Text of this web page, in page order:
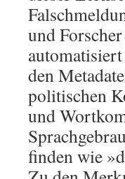
und
den
politischen
und
finden wie